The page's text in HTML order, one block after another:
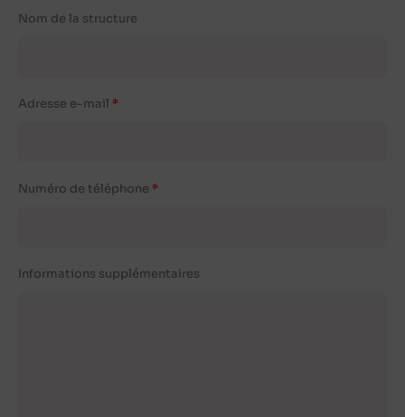
Nom de la structure
Adresse e-mail
Numéro de téléphone
Informations supplémentaires